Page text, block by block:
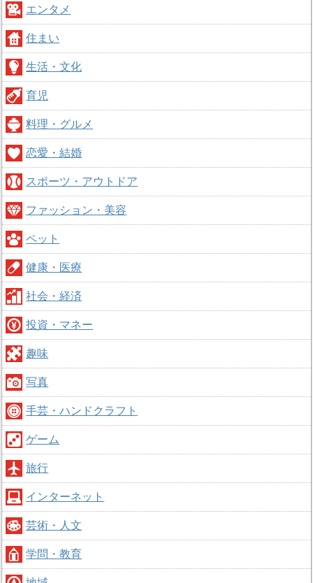
エンタメ
住まい
生活・文化
育児
料理・グルメ
恋愛・結婚
スポーツ・アウトドア
ファッション・美容
ペット
健康・医療
社会・経済
投資・マネー
趣味
写真
手芸・ハンドクラフト
ゲーム
旅行
インターネット
芸術・人文
学問・教育